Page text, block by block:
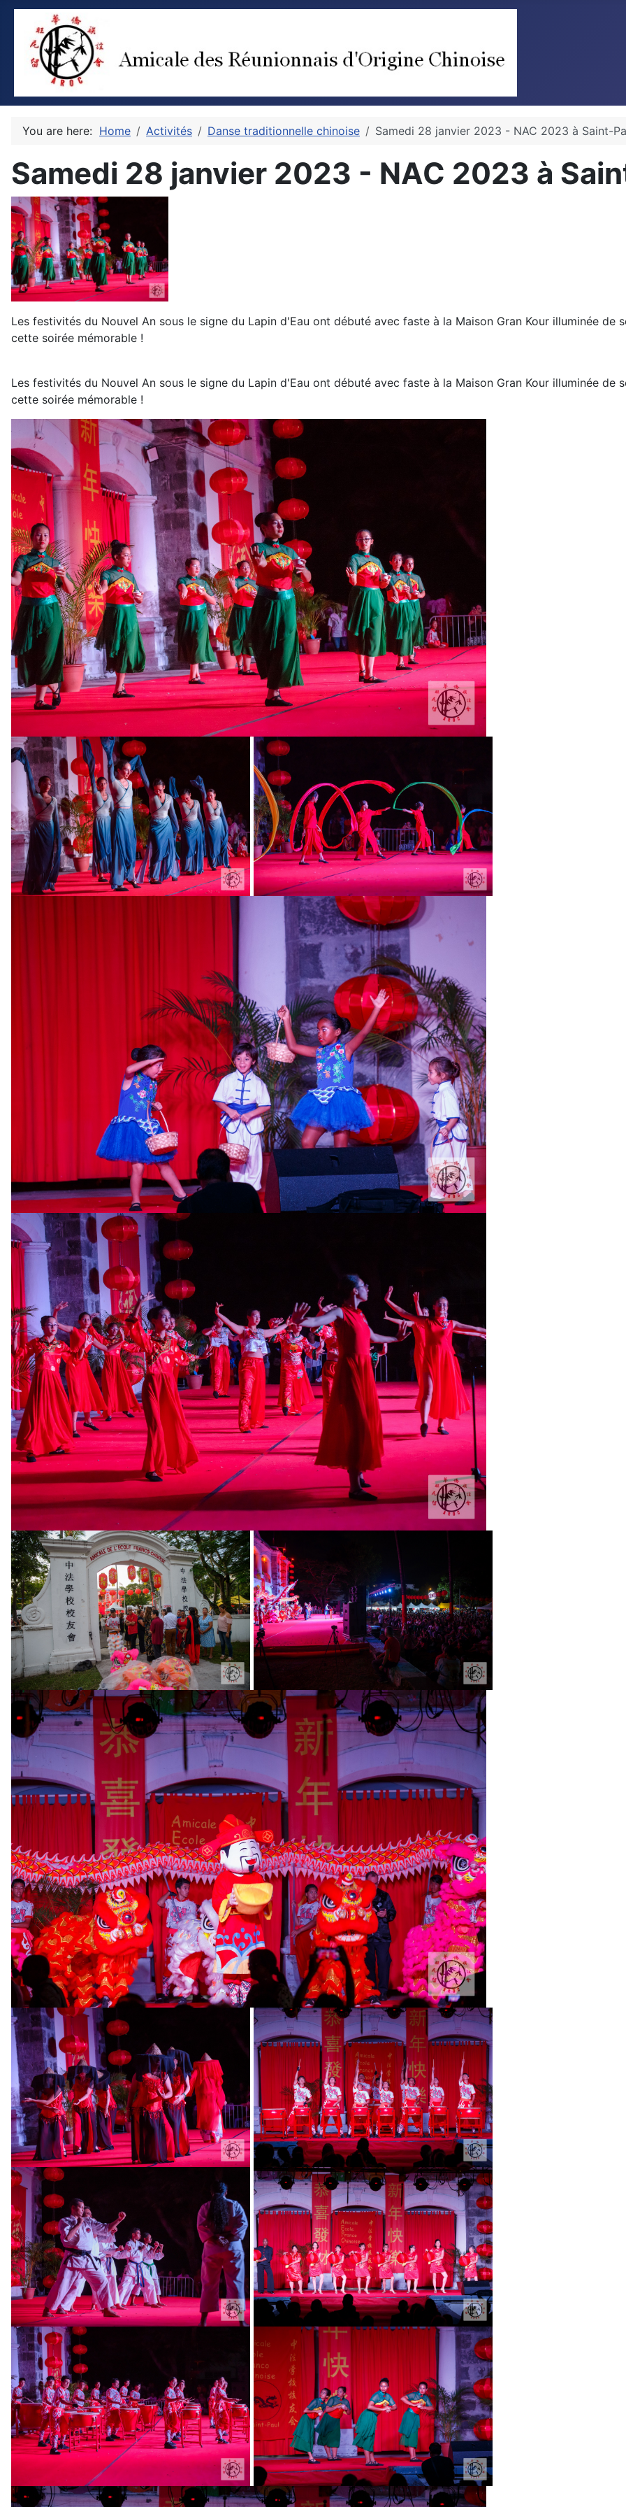
You are here: Home Activités Danse traditionnelle chinoise Samedi 28 janvier 2023 - NAC 2023 à Saint-
Samedi 28 janvier 2023 - NAC 2023 à
Les festivités du Nouvel An sous le signe du Lapin d'Eau ont débuté avec faste à la Maison Gran Kour illuminée de
cette soirée mémorable !
Les festivités du Nouvel An sous le signe du Lapin d'Eau ont débuté avec faste à la Maison Gran Kour illuminée de
cette soirée mémorable !